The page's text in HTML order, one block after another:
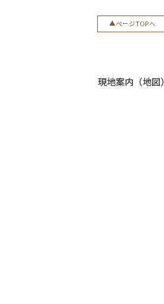
ページTOPへ
現地案内（地図）